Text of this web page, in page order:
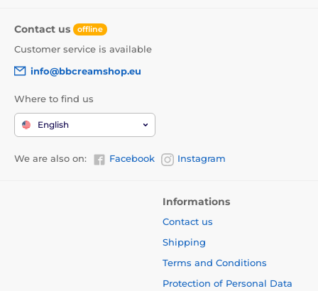
Contact us offline
Customer service is available
info@bbcreamshop.eu
Where to find us
English
We are also on: Facebook Instagram
Informations
Contact us
Shipping
Terms and Conditions
Protection of Personal Data